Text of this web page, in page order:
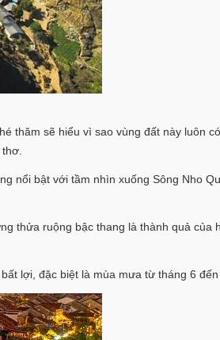
thăm sẽ hiểu vì sao vùng đất này luôn
thơ.
nổi bật với tầm nhìn xuống Sông Nho
thửa ruộng bậc thang là thành quả của
lợi, đặc biệt là mùa mưa từ tháng 6